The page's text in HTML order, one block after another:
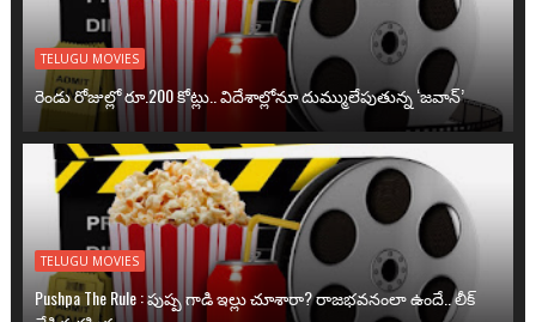
TELUGU MOVIES
రెండు రోజుల్లో రూ.200 కోట్లు.. విదేశాల్లోనూ దుమ్ములేపుతున్న ‘జవాన్’
TELUGU MOVIES
Pushpa The Rule : పుష్ప గాడి ఇల్లు చూశారా? రాజభవనంలా ఉందే.. లీక్